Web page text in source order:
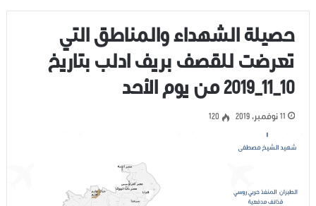
حصيلة الشهداء والمناطق التي
تعرضت للقصف بريف ادلب بتاريخ
10_11_2019 من يوم الأحد
11 نوفمبر، 2019 120